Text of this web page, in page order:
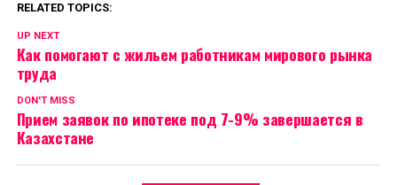
RELATED TOPICS:
UP NEXT
Как помогают с жильем работникам мирового рынка
труда
DON'T MISS
Прием заявок по ипотеке под 7-9% завершается в
Казахстане